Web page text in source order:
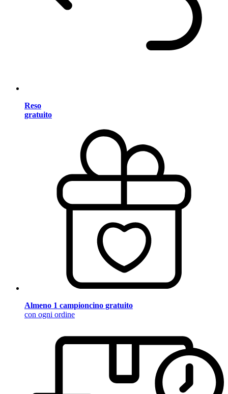
Reso
gratuito
Almeno 1 campioncino gratuito
con ogni ordine